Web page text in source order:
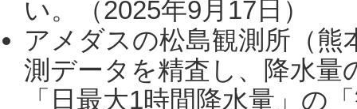
い。（2025年9月17日）
アメダスの松島観測所（熊
測データを精査し、降水
「日最大1時間降水量」の